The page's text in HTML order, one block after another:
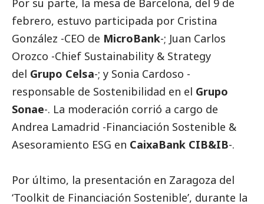
Por su parte, la mesa de Barcelona, del 9 de
febrero, estuvo participada por Cristina
González -CEO de MicroBank-; Juan Carlos
Orozco -Chief Sustainability & Strategy
del Grupo Celsa-; y Sonia Cardoso -
responsable de Sostenibilidad en el Grupo
Sonae-. La moderación corrió a cargo de
Andrea Lamadrid -Financiación Sostenible &
Asesoramiento ESG en CaixaBank CIB&IB-.
Por último, la presentación en Zaragoza del
‘Toolkit de Financiación Sostenible’, durante la